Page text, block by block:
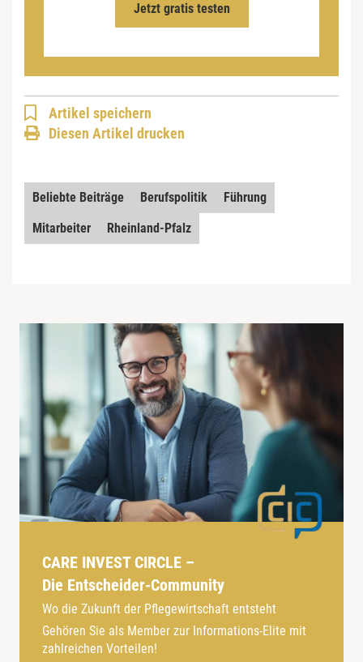
Jetzt gratis testen
Artikel speichern
Diesen Artikel drucken
Beliebte Beiträge Berufspolitik
Führung
Mitarbeiter
Rheinland-Pfalz
CARE INVEST CIRCLE –
Die Entscheider-Community
Wo die Zukunft der Pflegewirtschaft entsteht
Gehören Sie als Member zur Informations-Elite mit
zahlreichen Vorteilen!